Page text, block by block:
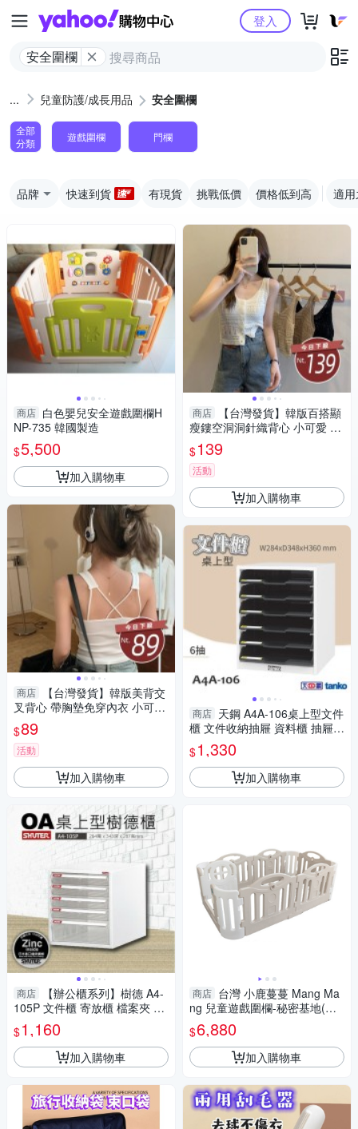
Yahoo購物中心
安全圍欄
登入
兒童防護/成長用品 安全圍欄
全部
分類
遊戲圍欄 門欄
品牌 快速到貨 有現貨 挑戰低價 價格低到高 適
商店 白色嬰兒安全遊戲圍欄H
NP-735 韓國製造
$5,500
加入購物車
商店
【台灣發貨】韓版美背交
叉背心 帶胸墊免穿內衣 小可
愛 背心 衣服 女裝 上衣【V30
5】
$89
活動
加入購物車
商店
【辦公櫃系列】樹德 A4-
105P 文件櫃 寄放櫃 檔案夾 文
具收納 收納櫃 文具櫃
$1,160
加入購物車
商店
【台灣發貨】韓版百搭顯
瘦鏤空洞洞針織背心 小可愛 背
心 衣服 女裝 上衣【V264】
$139
活動
加入購物車
商店 天鋼 A4A-106桌上型文件
櫃 文件收納抽屜 資料櫃 抽屜櫃
辦公室收納 文件櫃 公文櫃 橫向
A4文件櫃 台
$1,330
加入購物車
商店 台灣 小鹿蔓蔓 Mang Ma
ng 兒童遊戲圍欄-秘密基地(擴
充版) (灰白+門鎖)
$6,880
加入購物車